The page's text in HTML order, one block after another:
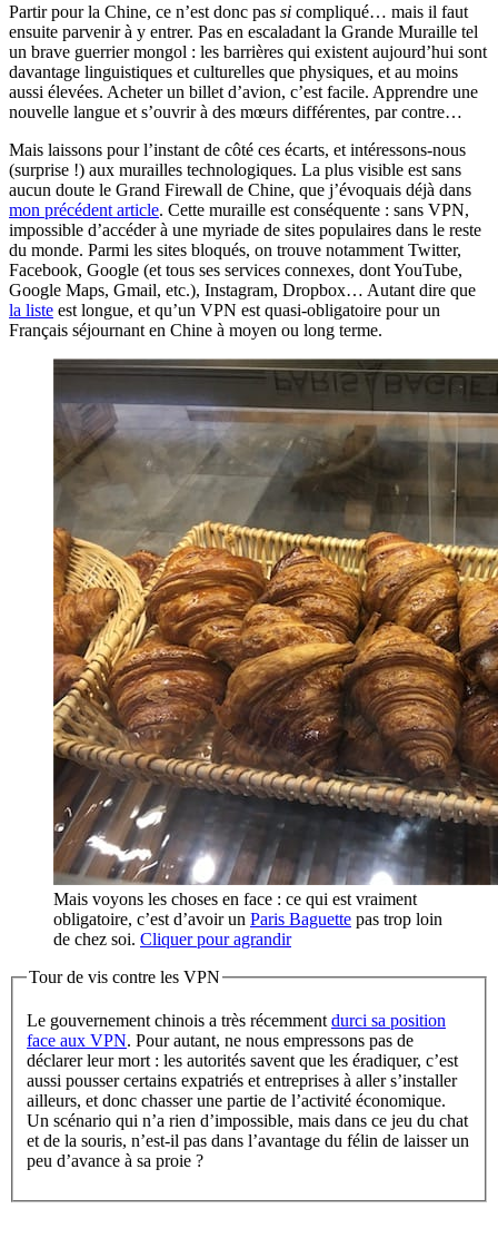
Partir pour la Chine, ce n’est donc pas si compliqué… mais il faut
ensuite parvenir à y entrer. Pas en escaladant la Grande Muraille tel
un brave guerrier mongol : les barrières qui existent aujourd’hui sont
davantage linguistiques et culturelles que physiques, et au moins
aussi élevées. Acheter un billet d’avion, c’est facile. Apprendre une
nouvelle langue et s’ouvrir à des mœurs différentes, par contre…
Mais laissons pour l’instant de côté ces écarts, et intéressons-nous
(surprise !) aux murailles technologiques. La plus visible est sans
aucun doute le Grand Firewall de Chine, que j’évoquais déjà dans
mon précédent article. Cette muraille est conséquente : sans VPN,
impossible d’accéder à une myriade de sites populaires dans le reste
du monde. Parmi les sites bloqués, on trouve notamment Twitter,
Facebook, Google (et tous ses services connexes, dont YouTube,
Google Maps, Gmail, etc.), Instagram, Dropbox… Autant dire que
la liste est longue, et qu’un VPN est quasi-obligatoire pour un
Français séjournant en Chine à moyen ou long terme.
Mais voyons les choses en face : ce qui est vraiment
obligatoire, c’est d’avoir un Paris Baguette pas trop loin
de chez soi. Cliquer pour agrandir
Tour de vis contre les VPN
Le gouvernement chinois a très récemment durci sa position
face aux VPN. Pour autant, ne nous empressons pas de
déclarer leur mort : les autorités savent que les éradiquer, c’est
aussi pousser certains expatriés et entreprises à aller s’installer
ailleurs, et donc chasser une partie de l’activité économique.
Un scénario qui n’a rien d’impossible, mais dans ce jeu du chat
et de la souris, n’est-il pas dans l’avantage du félin de laisser un
peu d’avance à sa proie ?